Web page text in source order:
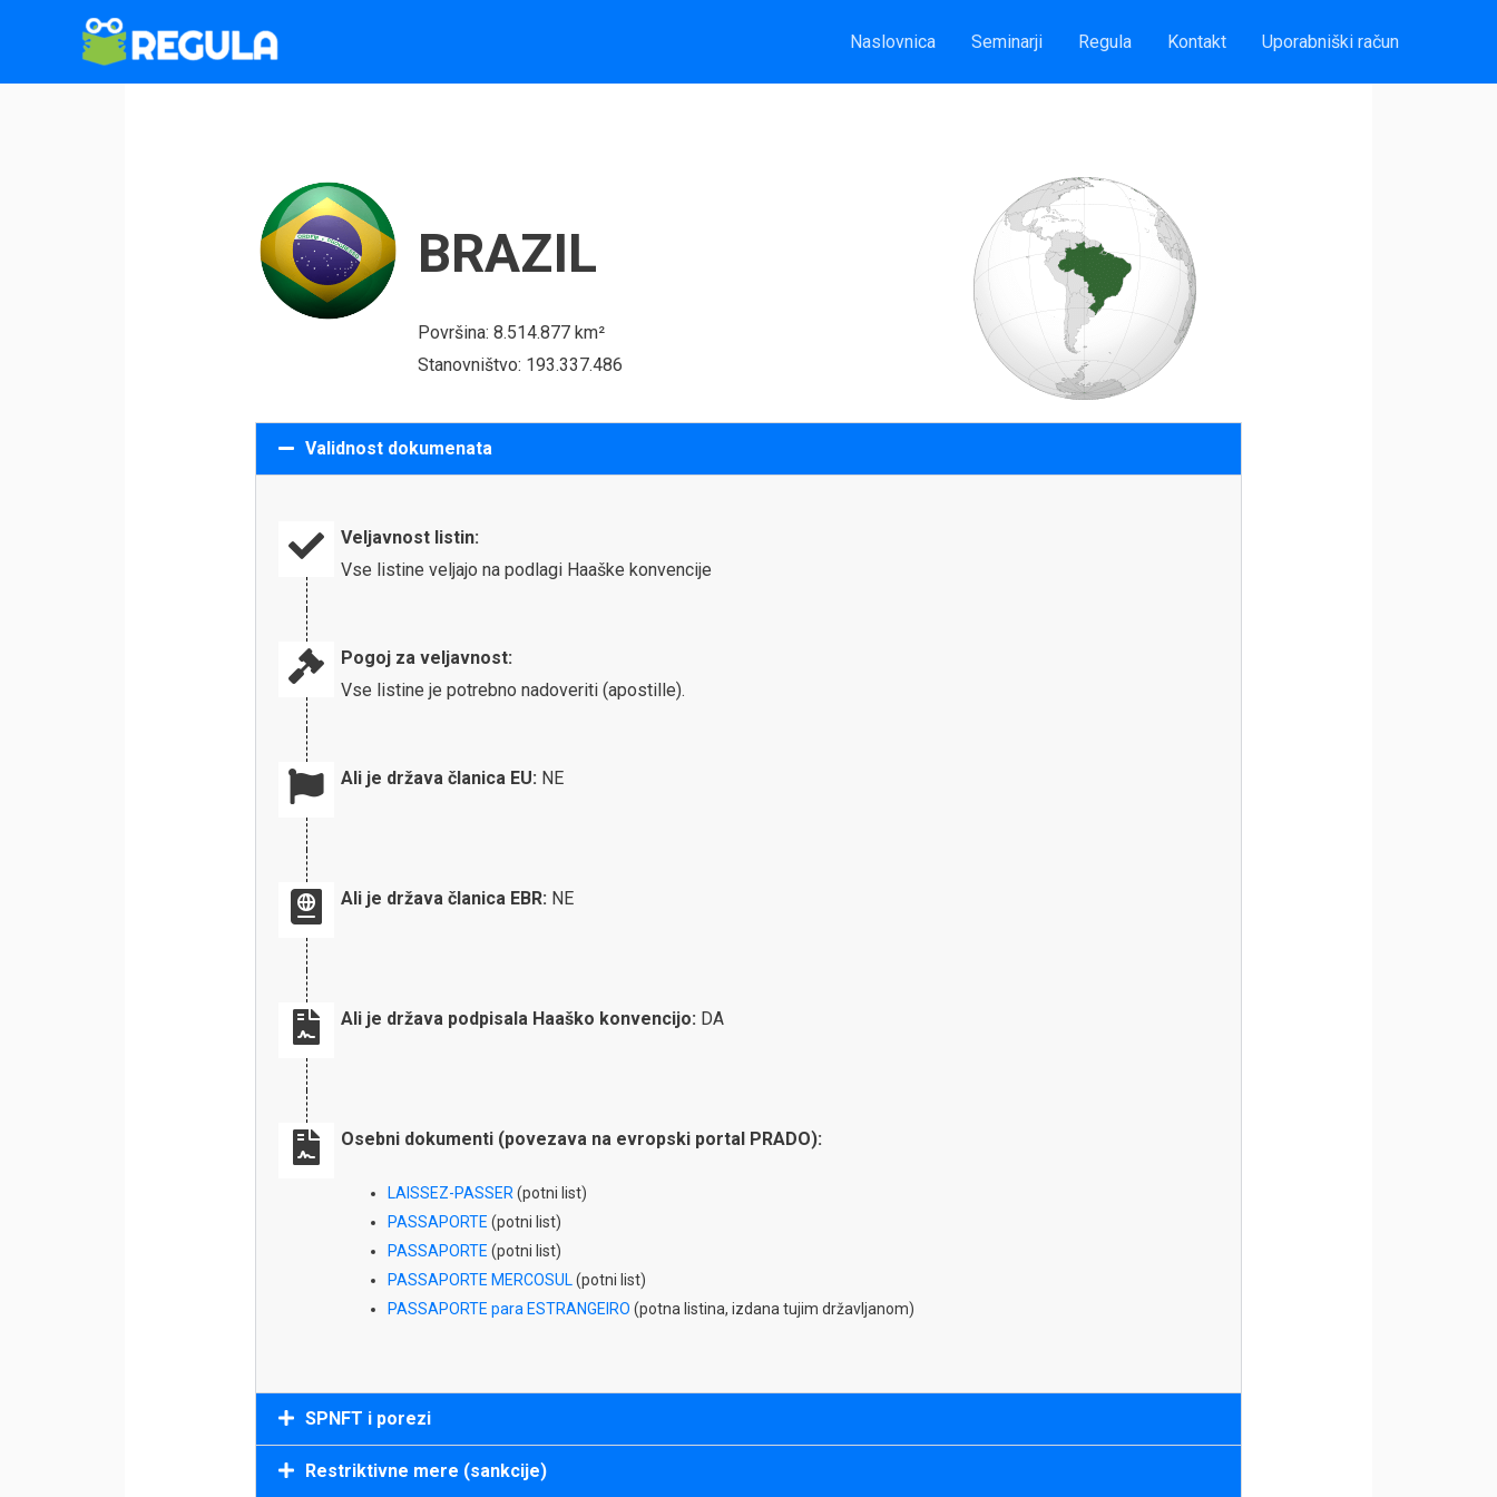
садржај
Naslovnica Seminarji Regula Kontakt Uporabniški račun
BRAZIL
Površina: 8.514.877 km²
Stanovništvo: 193.337.486
Validnost dokumenata
Veljavnost listin:
Vse listine veljajo na podlagi Haaške konvencije
Pogoj za veljavnost:
Vse listine je potrebno nadoveriti (apostille).
Ali je država članica EU: NE
Ali je država članica EBR: NE
Ali je država podpisala Haaško konvencijo: DA
Osebni dokumenti (povezava na evropski portal PRADO):
LAISSEZ-PASSER (potni list)
PASSAPORTE (potni list)
PASSAPORTE (potni list)
PASSAPORTE MERCOSUL (potni list)
PASSAPORTE para ESTRANGEIRO (potna listina, izdana tujim državljanom)
SPNFT i porezi
Restriktivne mere (sankcije)